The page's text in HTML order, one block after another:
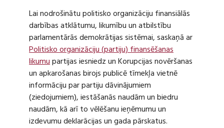
Lai nodrošinātu politisko organizāciju finansiālās
darbības atklātumu, likumību un atbilstību
parlamentārās demokrātijas sistēmai, saskaņā ar
Politisko organizāciju (partiju) finansēšanas
likumupartijas iesniedz un Korupcijas novēršanas
un apkarošanas birojs publicē tīmekļa vietnē
informāciju par partiju dāvinājumiem
(ziedojumiem), iestāšanās naudām un biedru
naudām, kā arī to vēlēšanu ieņēmumu un
izdevumu deklarācijas un gada pārskatus.